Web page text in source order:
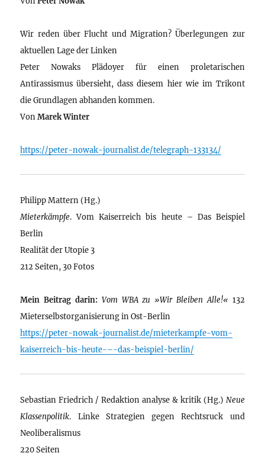
Wir reden über Flucht und Migration? Überlegungen zur
aktuellen Lage der Linken
Peter Nowaks Plädoyer für einen proletarischen
Antirassismus übersieht, dass diesem hier wie im Trikont
die Grundlagen abhanden kommen.
VonMarek Winter
https://peter-nowak-journalist.de/telegraph-133134/
Philipp Mattern (Hg.)
Mieterkämpfe. Vom Kaiserreich bis heute – Das Beispiel
Berlin
Realität der Utopie 3
212 Seiten, 30 Fotos
Mein Beitrag darin: Vom WBA zu »Wir Bleiben Alle!« 132
Mieterselbstorganisierung in Ost-Berlin
https://peter-nowak-journalist.de/mieterkampfe-vom-
kaiserreich-bis-heute-–-das-beispiel-berlin/
Sebastian Friedrich / Redaktion analyse & kritik (Hg.) Neue
Klassenpolitik. Linke Strategien gegen Rechtsruck und
Neoliberalismus
220 Seiten